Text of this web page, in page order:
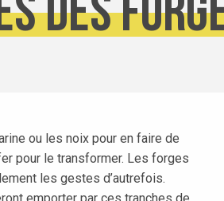
des
ou les noix pour en faire de
pour le transformer. Les forges
les gestes d’autrefois.